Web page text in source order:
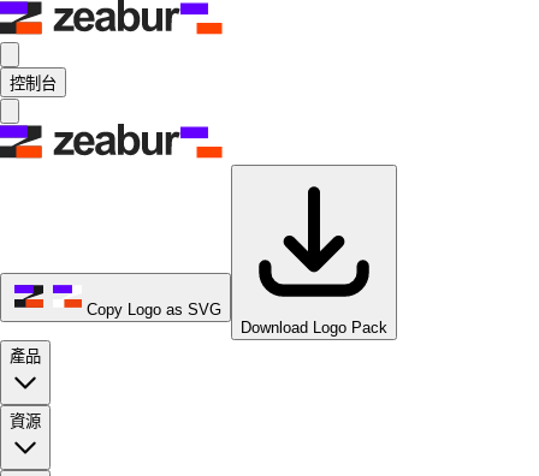
控制台
Copy Logo as SVG
Download Logo Pack
產品
資源